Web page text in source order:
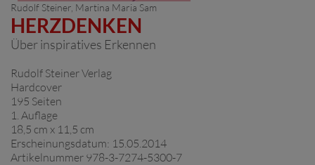
Rudolf Steiner , Martina Maria Sam
HERZDENKEN
Über inspiratives Erkennen
Rudolf Steiner Verlag
Hardcover
195 Seiten
1. Auflage
18,5 cm x 11,5 cm
Erscheinungsdatum: 15.05.2014
Artikelnummer 978-3-7274-5300-7